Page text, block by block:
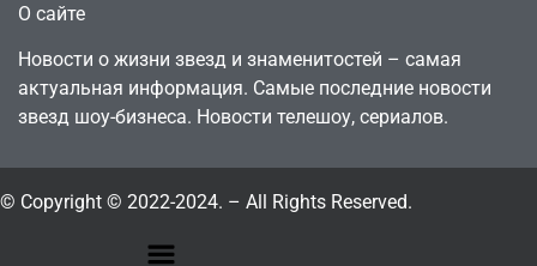
О сайте
Новости о жизни звезд и знаменитостей – самая
актуальная информация. Самые последние новости
звезд шоу-бизнеса. Новости телешоу, сериалов.
© Copyright © 2022-2024. – All Rights Reserved.